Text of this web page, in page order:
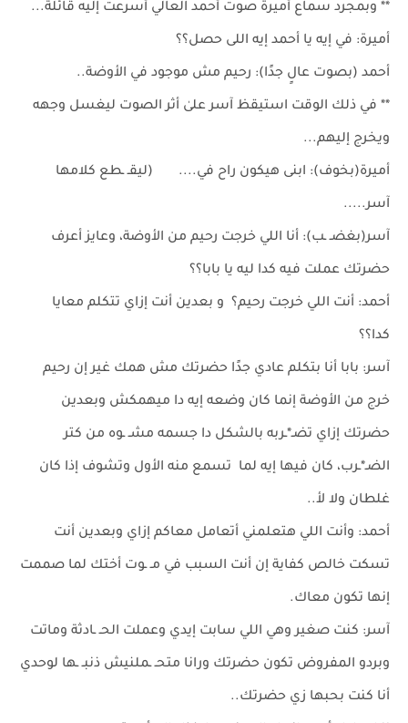
** وبمجرد سماع أميرة صوت أحمد العالي أسرعت إليه قائلة...
أميرة: في إيه يا أحمد إيه اللى حصل؟؟
أحمد (بصوت عالٍ جدًا): رحيم مش موجود في الأوضة..
** في ذلك الوقت استيقظ آسر علىٰ أثر الصوت ليغسل وجهه
ويخرج إليهم...
أميرة(بخوف): ابنى هيكون راح في.... (ليقـ ـطع كلامها
آسر.....
آسر(بغضـ ـب): أنا اللي خرجت رحيم من الأوضة، وعايز أعرف
حضرتك عملت فيه كدا ليه يا بابا؟؟
أحمد: أنت اللي خرجت رحيم؟ و بعدين أنت إزاي تتكلم معايا
كدا؟؟
آسر: بابا أنا بتكلم عادي جدًا حضرتك مش همك غير إن رحيم
خرج من الأوضة إنما كان وضعه إيه دا ميهمكش وبعدين
حضرتك إزاي تضـ*ـربه بالشكل دا جسمه مشـ ـوه من كتر
الضـ*ـرب، كان فيها إيه لما تسمع منه الأول وتشوف إذا كان
غلطان ولا لأ..
أحمد: وأنت اللي هتعلمني أتعامل معاكم إزاي وبعدين أنت
تسكت خالص كفاية إن أنت السبب في مـ ـوت أختك لما صممت
إنها تكون معاك.
آسر: كنت صغير وهي اللي سابت إيدي وعملت الحـ ـادثة وماتت
وبردو المفروض تكون حضرتك ورانا متحـ ـملنيش ذنبـ ـها لوحدي
أنا كنت بحبها زي حضرتك..